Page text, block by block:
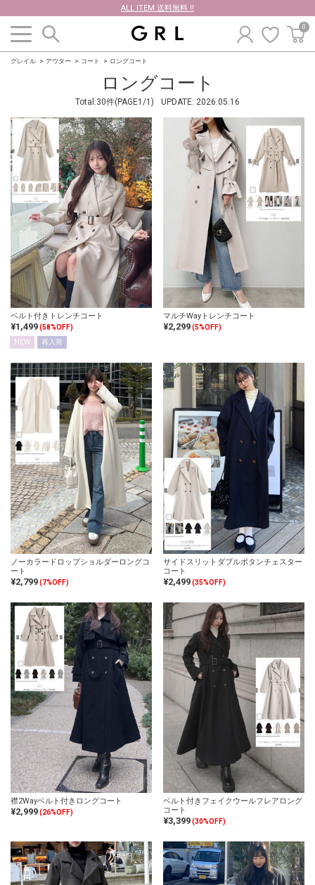
ALL ITEM 送料無料 !!
0
グレイル アウター コート ロングコート
ロングコート
Total:30件(PAGE1/1) UPDATE: 2026.05.16
ベルト付きトレンチコート
¥1,499(58%OFF)
NEW
再入荷
マルチWayトレンチコート
¥2,299(5%OFF)
ノーカラードロップショルダーロングコ
ート
¥2,799(7%OFF)
サイドスリットダブルボタンチェスター
コート
¥2,499(35%OFF)
襟2Wayベルト付きロングコート
¥2,999(26%OFF)
ベルト付きフェイクウールフレアロング
コート
¥3,399(30%OFF)